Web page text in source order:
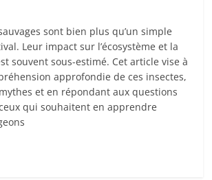
sont bien plus qu’un simple
Leur impact sur l’écosystème et la
souvent sous-estimé. Cet article vise à
approfondie de ces insectes,
et en répondant aux questions
qui souhaitent en apprendre